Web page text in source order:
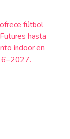
fútbol
hasta
indoor en